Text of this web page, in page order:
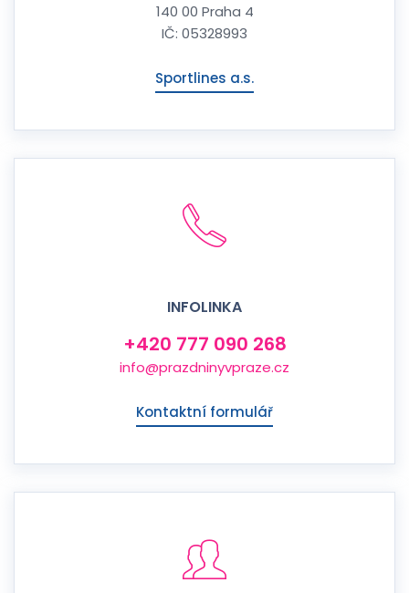
140 00 Praha 4
IČ: 05328993
Sportlines a.s.
INFOLINKA
+420 777 090 268
info@prazdninyvpraze.cz
Kontaktní formulář